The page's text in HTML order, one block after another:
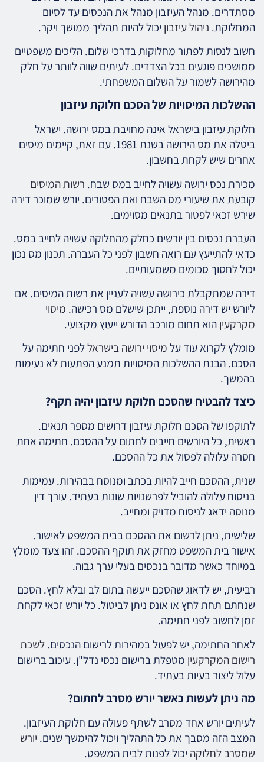
מסתדרים. מנהל העיזבון מנהל את הנכסים עד לסיום
המחלוקת. ניהול עיזבון יכול להיות תהליך ממושך ויקר.
חשוב לנסות לפתור מחלוקות בדרכי שלום. הליכים משפטיים
ממושכים פוגעים בכל הצדדים. לעיתים שווה לוותר על חלק
מהירושה לשמור על השלום המשפחתי.
ההשלכות המיסויות של הסכם חלוקת עיזבון
חלוקת עיזבון בישראל אינה מחויבת במס ירושה. ישראל
ביטלה את מס הירושה בשנת 1981. עם זאת, קיימים מיסים
אחרים שיש לקחת בחשבון.
מכירת נכס ירושה עשויה לחייב במס שבח. רשות המיסים
קובעת את שיעורי מס השבח ואת הפטורים. יורש שמוכר דירה
שירש זכאי לפטור בתנאים מסוימים.
העברת נכסים בין יורשים כחלק מהחלוקה עשויה לחייב במס.
כדאי להתייעץ עם רואה חשבון לפני כל העברה. תכנון מס נכון
יכול לחסוך סכומים משמעותיים.
דירה שמתקבלת כירושה עשויה לעניין את רשות המיסים. אם
ליורש יש דירה נוספת, ייתכן שישלם מס רכישה. מיסוי
מקרקעיןהוא תחום מורכב הדורש ייעוץ מקצועי.
מומלץ לקרוא עוד עלמיסוי ירושה בישראללפני חתימה על
הסכם. הבנת ההשלכות המיסויות תמנע הפתעות לא נעימות
בהמשך.
כיצד להבטיח שהסכם חלוקת עיזבון יהיה תקף?
לתוקפו של הסכם חלוקת עיזבון דרושים מספר תנאים.
ראשית, כל היורשים חייבים לחתום על ההסכם. חתימה אחת
חסרה עלולה לפסול את כל ההסכם.
שנית, ההסכם חייב להיות בכתב ומנוסח בבהירות. עמימות
בניסוח עלולה להוביל לפרשנויות שונות בעתיד. עורך דין
מנוסה ידאג לניסוח מדויק ומחייב.
שלישית, ניתן לרשום את ההסכם בבית המשפט לאישור.
אישור בית המשפט מחזק את תוקף ההסכם. זהו צעד מומלץ
במיוחד כאשר מדובר בנכסים בעלי ערך גבוה.
רביעית, יש לדאוג שהסכם ייעשה בתום לב ובלא לחץ. הסכם
שנחתם תחת לחץ או אונס ניתן לביטול. כל יורש זכאי לקחת
זמן לחשוב לפני חתימה.
לאחר החתימה, יש לפעול במהירות לרישום הנכסים.לשכת
רישום המקרקעין מטפלת ברישום נכסי נדל"ן. עיכוב ברישום
עלול ליצור בעיות בעתיד.
מה ניתן לעשות כאשר יורש מסרב לחתום?
לעיתים יורש אחד מסרב לשתף פעולה עם חלוקת העיזבון.
המצב הזה מסבך את כל התהליך ויכול להימשך שנים. יורש
שמסרב לחלוקה יכול לפנות לבית המשפט.